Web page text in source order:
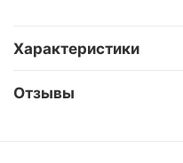
Характеристики
Отзывы